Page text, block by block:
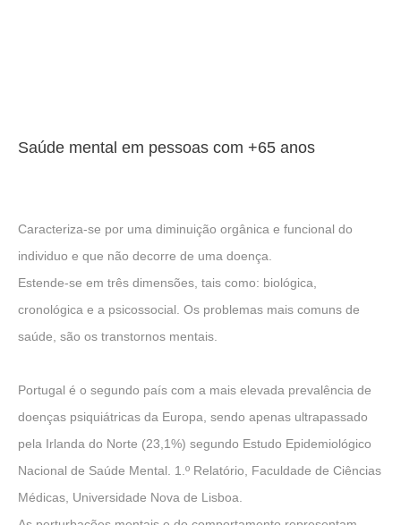
Saúde mental em pessoas com +65 anos
Caracteriza-se por uma diminuição orgânica e funcional do
individuo e que não decorre de uma doença.
Estende-se em três dimensões, tais como: biológica,
cronológica e a psicossocial. Os problemas mais comuns de
saúde, são os transtornos mentais.
Portugal é o segundo país com a mais elevada prevalência de
doenças psiquiátricas da Europa, sendo apenas ultrapassado
pela Irlanda do Norte (23,1%) segundo Estudo Epidemiológico
Nacional de Saúde Mental. 1.º Relatório, Faculdade de Ciências
Médicas, Universidade Nova de Lisboa.